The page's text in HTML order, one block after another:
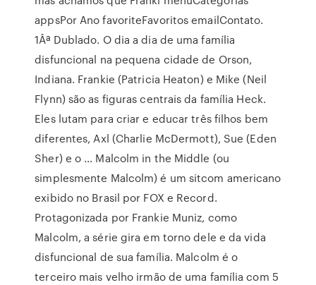
appsPor Ano favoriteFavoritos emailContato.
1Âª Dublado. O dia a dia de uma família
disfuncional na pequena cidade de Orson,
Indiana. Frankie (Patricia Heaton) e Mike (Neil
Flynn) são as figuras centrais da família Heck.
Eles lutam para criar e educar três filhos bem
diferentes, Axl (Charlie McDermott), Sue (Eden
Sher) e o … Malcolm in the Middle (ou
simplesmente Malcolm) é um sitcom americano
exibido no Brasil por FOX e Record.
Protagonizada por Frankie Muniz, como
Malcolm, a série gira em torno dele e da vida
disfuncional de sua família. Malcolm é o
terceiro mais velho irmão de uma família com 5